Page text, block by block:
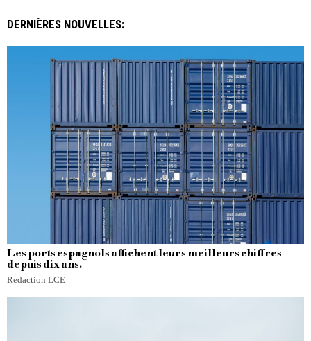
DERNIÈRES NOUVELLES:
Les ports espagnols affichent leurs meilleurs chiffres
depuis dix ans.
Redaction LCE